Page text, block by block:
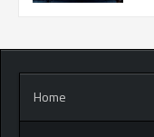
Home